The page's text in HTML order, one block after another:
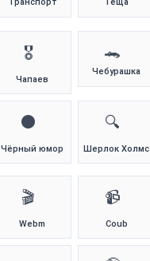
🎖️
Чапаев
🐊
Чебурашка
⚫
Чёрный юмор
🔍
Шерлок Холмс
🎬
Webm
📹
Coub